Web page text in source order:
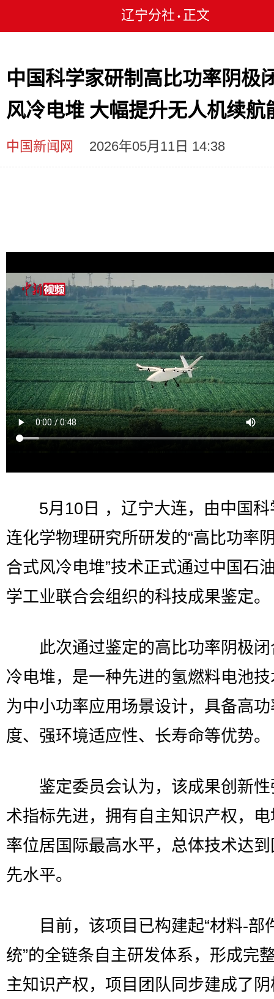
辽宁分社 • 正文
中国科学家研制高比功率阴极
风冷电堆 大幅提升无人机续航
中国新闻网 2026年05月11日 14:38
5月10日 ，辽宁大连，由中国科
连化学物理研究所研发的“高比功率
合式风冷电堆”技术正式通过中国石
学工业联合会组织的科技成果鉴定。
此次通过鉴定的高比功率阴极闭
冷电堆，是一种先进的氢燃料电池
为中小功率应用场景设计，具备高
度、强环境适应性、长寿命等优势。
鉴定委员会认为，该成果创新性
术指标先进，拥有自主知识产权，
率位居国际最高水平，总体技术达
先水平。
目前，该项目已构建起“材料-部
统”的全链条自主研发体系，形成完
主知识产权，项目团队同步建成了